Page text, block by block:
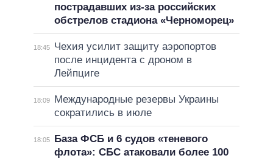
пострадавших из-за российских
обстрелов стадиона «Черноморец»
18:45
Чехия усилит защиту аэропортов
после инцидента с дроном в
Лейпциге
18:09
Международные резервы Украины
сократились в июле
18:05
База ФСБ и 6 судов «теневого
флота»: СБС атаковали более 100